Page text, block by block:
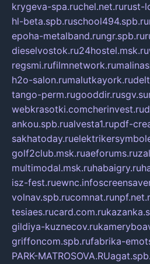
krygeva-spa.ruchel.net.rurust-
hl-beta.spb.ruschool494.spb.ru
epoha-metalband.rungr.spb.ru
dieselvostok.ru24hostel.msk.ru
regsmi.rufilmnetwork.ru
h2o-salon.rumalutkayork.ru
tango-perm.rugooddir.rusgv.su
webkrasotki.comcherinvest.ru
ankou.spb.rualvesta1.rupdf-
sakhatoday.ru
golf2club.msk.ruaeforums.ru
multimodal.msk.ruhabaigry.ru
isz-fest.ruewnc.info
volnav.spb.rucomnat.ru
tesiaes.rucard.com.ru
gildiya-kuznecov.ru
griffoncom.spb.rufabrika-
PARK-MATROSOVA.RU